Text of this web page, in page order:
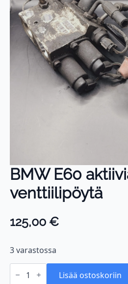
BMW E60
venttiilipöytä
125,00 €
3 varastossa
BMW
E60 Lisää ostoskoriin